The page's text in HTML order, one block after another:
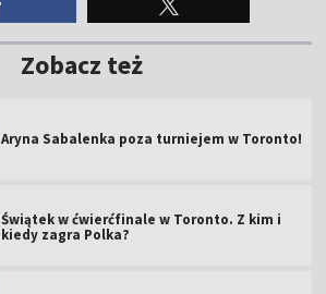
Zobacz też
Aryna Sabalenka poza turniejem w Toronto!
Świątek w ćwierćfinale w Toronto. Z kim i
kiedy zagra Polka?